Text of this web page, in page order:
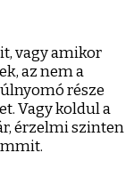
vagy amikor
az nem a
része
Vagy koldul a
érzelmi szinten